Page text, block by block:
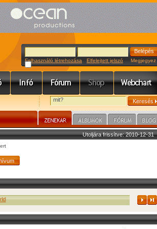
Felhasználó létrehozása Elfelejtett jelszó Megjegyez
Utoljára frissítve: 2010-12-31